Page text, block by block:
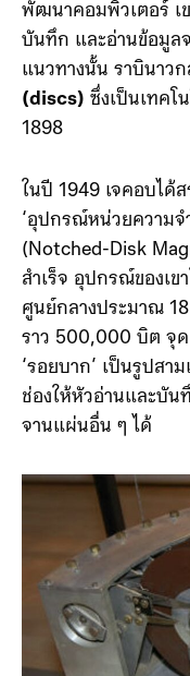
เรื่องราวเริ่มต้นที่สำนั
(NBS) ซึ่ง เจคอบ รา
พัฒนาคอมพิวเตอร์ เ
บันทึก และอ่านข้อมูล
แนวทางนั้น ราบินาว
1898
ในปี 1949 เจคอบได้
‘อุปกรณ์หน่วยความจ
(Notched-Disk
สำเร็จ อุปกรณ์ของเข
ศูนย์กลางประมาณ
ราว 500,000 บิต จุ
‘รอยบาก’ เป็นรูปสา
จานแผ่นอื่น ๆ ได้